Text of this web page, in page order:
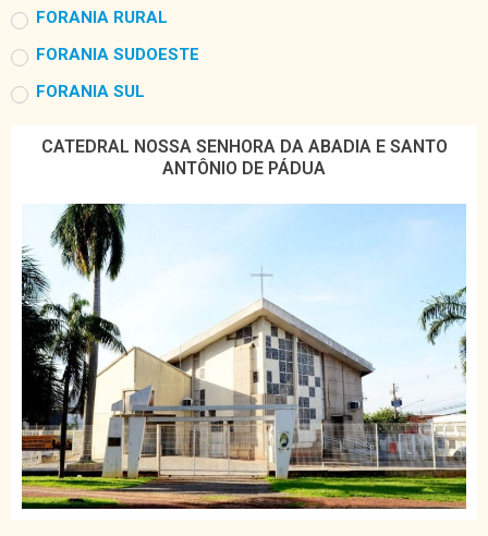
FORANIA RURAL
FORANIA SUDOESTE
FORANIA SUL
CATEDRAL NOSSA SENHORA DA ABADIA E SANTO
ANTÔNIO DE PÁDUA